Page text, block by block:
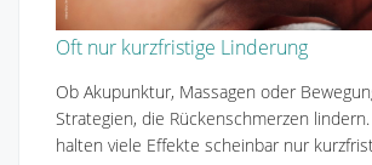
Oft nur kurzfristige Linderung
Ob Akupunktur, Massagen oder
Strategien, die Rückenschmerzen
halten viele Effekte scheinbar nur